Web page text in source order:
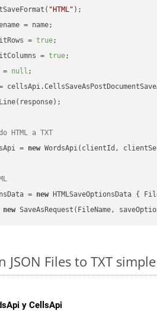
"HTML"
= true
= true
= null
HTML a TXT
= new WordsApi(clientId,
= new HTMLSaveOptionsData {
new
JSON Files to TXT
y CellsApi